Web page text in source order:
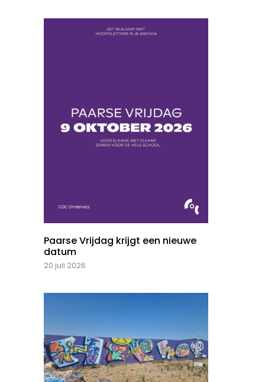
Paarse Vrijdag krijgt een nieuwe
datum
20 juli 2026